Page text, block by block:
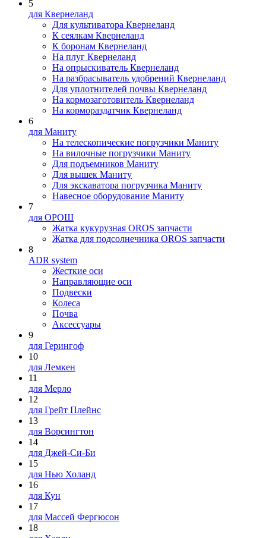
5
для Квернеланд
Для культиватора Квернеланд
К сеялкам Квернеланд
К боронам Квернеланд
На плуг Квернеланд
На опрыскиватель Квернеланд
На разбрасыватель удобрений Квернеланд
Для уплотнителей почвы Квернеланд
На кормозаготовитель Квернеланд
На кормораздатчик Квернеланд
6
для Маниту
На телескопические погрузчики Маниту
На вилочные погрузчики Маниту
Для подъемников Маниту
Для вышек Маниту
Для экскаватора погрузчика Маниту
Навесное оборудование Маниту
7
для ОРОШ
Жатка кукурузная OROS запчасти
Жатка для подсолнечника OROS запчасти
8
ADR system
Жесткие оси
Направляющие оси
Подвески
Колеса
Почва
Аксессуары
9
для Герингоф
10
для Лемкен
11
для Мерло
12
для Грейт Плейнс
13
для Ворсингтон
14
для Джей-Си-Би
15
для Нью Холанд
16
для Кун
17
для Массей Фергюсон
18